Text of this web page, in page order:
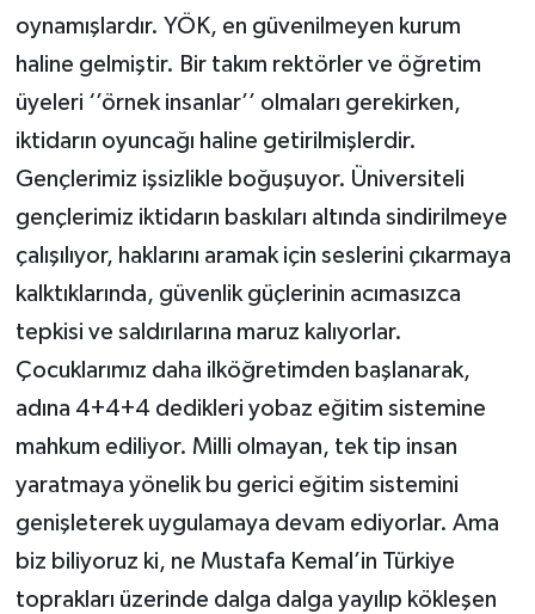
oynamışlardır. YÖK, en güvenilmeyen kurum
haline gelmiştir. Bir takım rektörler ve öğretim
üyeleri ‘’örnek insanlar’’ olmaları gerekirken,
iktidarın oyuncağı haline getirilmişlerdir.
Gençlerimiz işsizlikle boğuşuyor. Üniversiteli
gençlerimiz iktidarın baskıları altında sindirilmeye
çalışılıyor, haklarını aramak için seslerini çıkarmaya
kalktıklarında, güvenlik güçlerinin acımasızca
tepkisi ve saldırılarına maruz kalıyorlar.
Çocuklarımız daha ilköğretimden başlanarak,
adına 4+4+4 dedikleri yobaz eğitim sistemine
mahkum ediliyor. Milli olmayan, tek tip insan
yaratmaya yönelik bu gerici eğitim sistemini
genişleterek uygulamaya devam ediyorlar. Ama
biz biliyoruz ki, ne Mustafa Kemal’in Türkiye
toprakları üzerinde dalga dalga yayılıp kökleşen